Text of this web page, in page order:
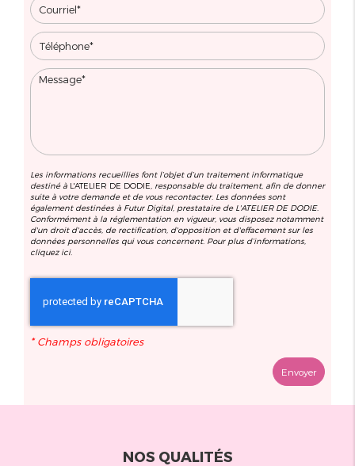
Les informations recueillies font l’objet d’un traitement informatique
destiné àL'ATELIER DE DODIE , responsable du traitement, afin de donner
suite à votre demande et de vous recontacter. Les données sont
également destinées à Futur Digital, prestataire de L'ATELIER DE DODIE.
Conformément à la réglementation en vigueur, vous disposez notamment
d'un droit d'accès, de rectification, d'opposition et d'effacement sur les
données personnelles qui vous concernent. Pour plus d’informations,
cliquez ici.
*Champs obligatoires
NOS QUALITÉS